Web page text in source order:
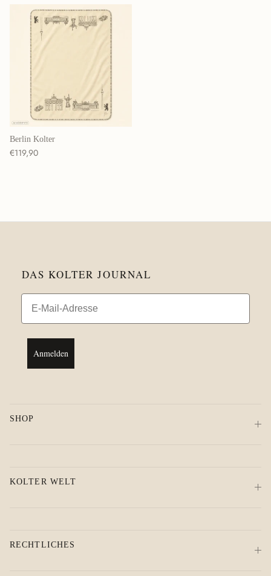
Berlin Kolter
Normaler Preis
€119,90
DAS KOLTER JOURNAL
Email
Anmelden
SHOP
KOLTER WELT
RECHTLICHES